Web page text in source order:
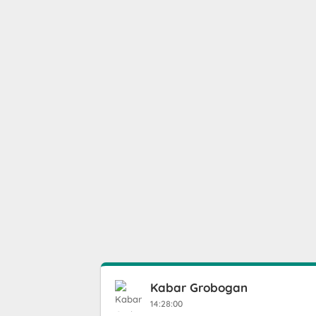
Kabar Grobogan
14:28:00